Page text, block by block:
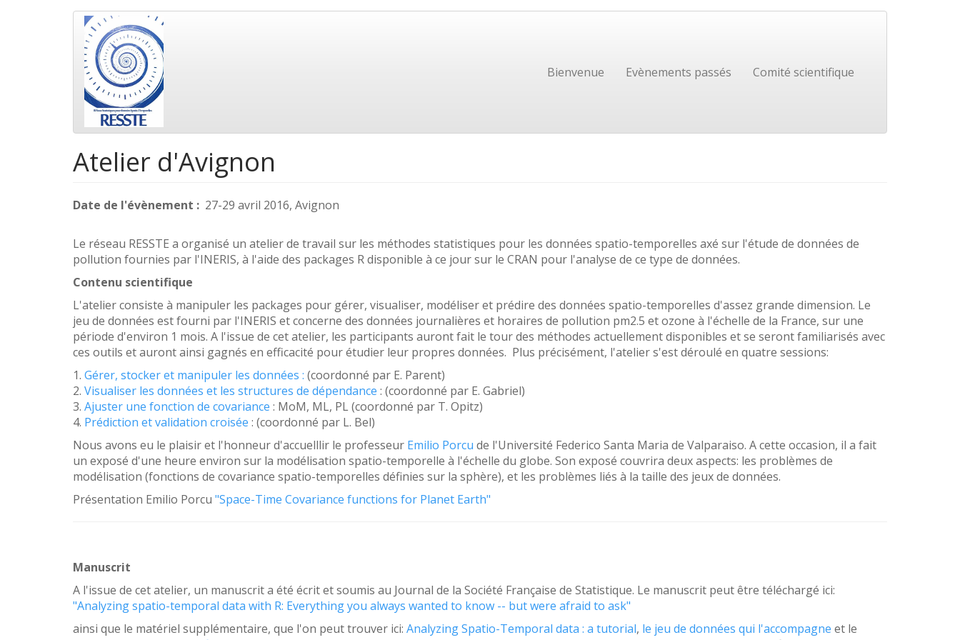
Main
navigation
Bienvenue Evènements passés Comité scientifique
Atelier d'Avignon
Date de l'évènement 27-29 avril 2016, Avignon
Le réseau RESSTE a organisé un atelier de travail sur les méthodes statistiques pour les données spatio-temporelles axé sur l'étude de données de
pollution fournies par l'INERIS, à l'aide des packages R disponible à ce jour sur le CRAN pour l'analyse de ce type de données.
Contenu scientifique
L'atelier consiste à manipuler les packages pour gérer, visualiser, modéliser et prédire des données spatio-temporelles d'assez grande dimension. Le
jeu de données est fourni par l'INERIS et concerne des données journalières et horaires de pollution pm2.5 et ozone à l'échelle de la France, sur une
période d'environ 1 mois. A l'issue de cet atelier, les participants auront fait le tour des méthodes actuellement disponibles et se seront familiarisés avec
ces outils et auront ainsi gagnés en efficacité pour étudier leur propres données. Plus précisément, l'atelier s'est déroulé en quatre sessions:
1. Gérer, stocker et manipuler les données : (coordonné par E. Parent)
2. Visualiser les données et les structures de dépendance : (coordonné par E. Gabriel)
3. Ajuster une fonction de covariance : MoM, ML, PL (coordonné par T. Opitz)
4. Prédiction et validation croisée : (coordonné par L. Bel)
Nous avons eu le plaisir et l'honneur d'accuelllir le professeur Emilio Porcu de l'Université Federico Santa Maria de Valparaiso. A cette occasion, il a fait
un exposé d'une heure environ sur la modélisation spatio-temporelle à l'échelle du globe. Son exposé couvrira deux aspects: les problèmes de
modélisation (fonctions de covariance spatio-temporelles définies sur la sphère), et les problèmes liés à la taille des jeux de données.
Présentation Emilio Porcu "Space-Time Covariance functions for Planet Earth"
Manuscrit
A l'issue de cet atelier, un manuscrit a été écrit et soumis au Journal de la Société Française de Statistique. Le manuscrit peut être téléchargé ici:
"Analyzing spatio-temporal data with R: Everything you always wanted to know -- but were afraid to ask"
ainsi que le matériel supplémentaire, que l'on peut trouver ici: Analyzing Spatio-Temporal data : a tutorial, le jeu de données qui l'accompagne et le